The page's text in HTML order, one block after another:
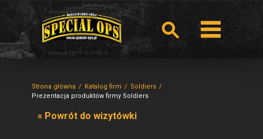
Strona główna Katalog firm
Soldiers
Prezentacja produktów firmy Soldiers
« Powrót do wizytówki